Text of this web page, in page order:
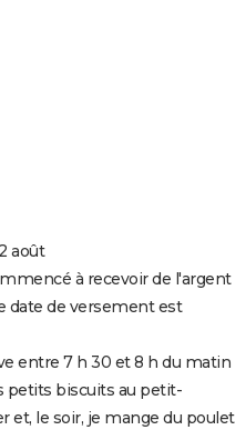
août
à recevoir de l'argent
date de versement est
entre 7 h 30 et 8 h du matin
petits biscuits au petit-
et, le soir, je mange du poulet